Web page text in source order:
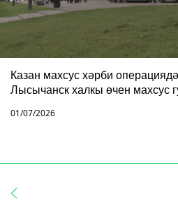
Казан махсус хәрби
Лысычанск халкы өчен махсус
01/07/2026